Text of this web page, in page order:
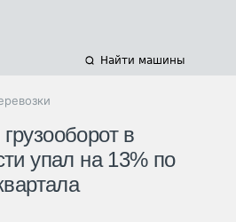
Найти машины
в
упал на 13% по